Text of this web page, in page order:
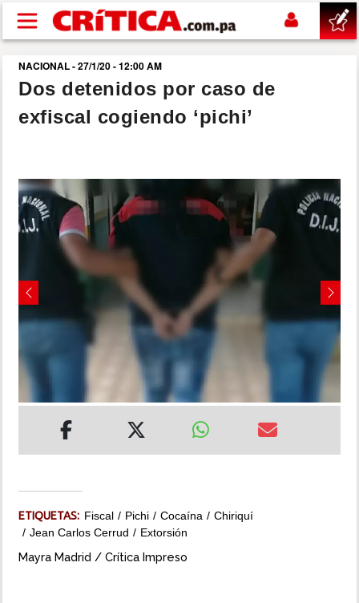
Pasar al contenido principal
buscar
SUCESOS
POLÍTICA
DEPORTES
MULTIMEDIA
NACIONAL - 27/1/20 - 12:00 AM
Dos detenidos por caso de
exfiscal cogiendo ‘pichi’
Previous Next
ETIQUETAS: Fiscal Pichi Cocaína
Chiriquí
Jean Carlos Cerrud
Extorsión
Mayra Madrid / Crítica Impreso